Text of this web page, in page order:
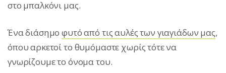
στο μπαλκόνι μας.
Ένα διάσημοφυτό από τις αυλές των γιαγιάδων μας,
όπου αρκετοί το θυμόμαστε χωρίς τότε να
γνωρίζουμε το όνομα του.